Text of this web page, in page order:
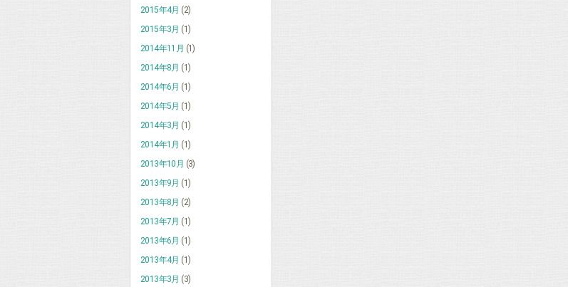
2015年4月 (2)
2015年3月 (1)
2014年11月 (1)
2014年8月 (1)
2014年6月 (1)
2014年5月 (1)
2014年3月 (1)
2014年1月 (1)
2013年10月 (3)
2013年9月 (1)
2013年8月 (2)
2013年7月 (1)
2013年6月 (1)
2013年4月 (1)
2013年3月 (3)